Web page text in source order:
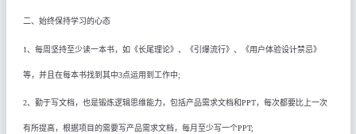
二、始终保持学习的心态
1、每周坚持至少读一本书，如《长尾理论》、《引爆流行》、《用户体验设计禁忌》
等，并且在每本书找到其中3点运用到工作中;
2、勤于写文档，也是锻炼逻辑思维能力，包括产品需求文档和PPT，每次都要比上一次
有所提高，根据项目的需要写产品需求文档，每月至少写一个PPT;